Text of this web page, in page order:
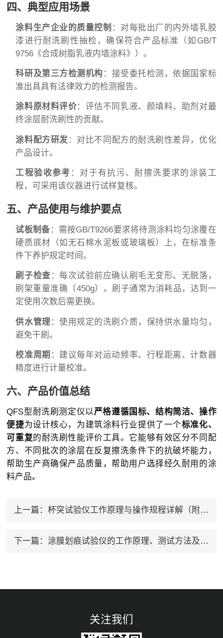
四、典型应用场景
涂料生产企业的质量控制 ：对每批出厂的内外墙乳胶
漆进行耐洗刷性抽检，确保符合产品标准（如GB/T
9756《合成树脂乳液内墙涂料》）。
科研及第三方检测机构 ：接受委托检测，依据国家标
准出具具有法律效力的检测报告。
涂料原材料评价：评估不同乳液、颜填料、助剂对最
终涂层耐洗刷性的贡献。
涂料配方研发 ：对比不同配方的耐洗刷性差异，优化
产品设计。
工程验收参考 ：对于有抗污、耐擦洗要求的涂装工
程，可采用该仪器进行试样复核。
五、产品使用与维护要点
试板制备 ：需按GB/T9266要求将待测涂料均匀涂覆在
硬质底材（如无石棉水泥板或玻璃板）上，在标准条
件下养护规定时间。
刷子检查 ：每次试验前应确认刷毛无变形、无脱落，
刷架重量准确（450g）。刷子通常为消耗品，达到一
定使用次数后需更换。
供水管理 ：使用规定的洗刷介质，保持供水量均匀，
避免干刷。
校准周期 ：建议每年对运动频率、行程距离、计数器
精度进行计量校准。
六、产品价值总结
QFS型耐洗刷测定仪以严格遵循国标、结构简洁、操作
便捷为设计核心，为建筑涂料行业提供了一个标准化、
可重复的耐洗刷性能评价工具。它能够有效区分不同配
方、不同批次的涂层在反复擦洗条件下的抗破坏能力，
帮助生产商确保产品质量，帮助用户选择经久耐用的涂
料产品。
上一篇： 杯突试验仪工作原理与操作规程详解（附结果判定标准）
下一篇： 涂膜划痕试验仪的工作原理、测试方法及应用价值
关注我们